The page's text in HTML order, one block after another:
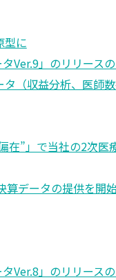
型に
Ver.9」のリリース
（収益分析、医師
”」で当社の2次医
算データの提供を開
Ver.8」のリリース